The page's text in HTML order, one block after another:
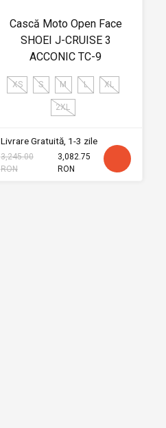
Cască Moto Open Face
SHOEI J-CRUISE 3
ACCONIC TC-9
XS S M L XL
2XL
Livrare Gratuită, 1-3 zile
3,245.00
RON
3,082.75
RON